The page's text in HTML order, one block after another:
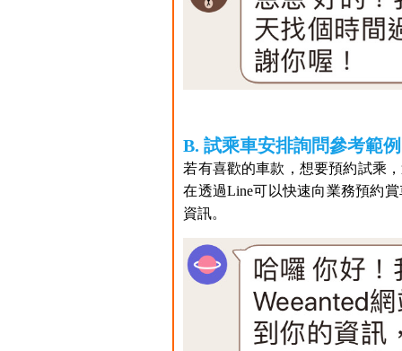
B. 試乘車安排詢問參考範例
若有喜歡的車款，想要預約試乘
在透過Line可以快速向業務預約
資訊。